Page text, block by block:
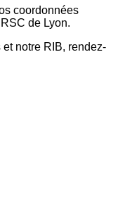
coordonnées
de Lyon.
notre RIB, rendez-